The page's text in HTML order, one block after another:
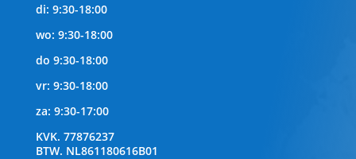
di: 9:30-18:00
wo: 9:30-18:00
do 9:30-18:00
vr: 9:30-18:00
za: 9:30-17:00
KVK. 77876237
BTW. NL861180616B01